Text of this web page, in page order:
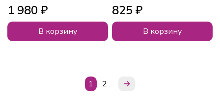
1 980 ₽
В корзину
825 ₽
В корзину
1 2